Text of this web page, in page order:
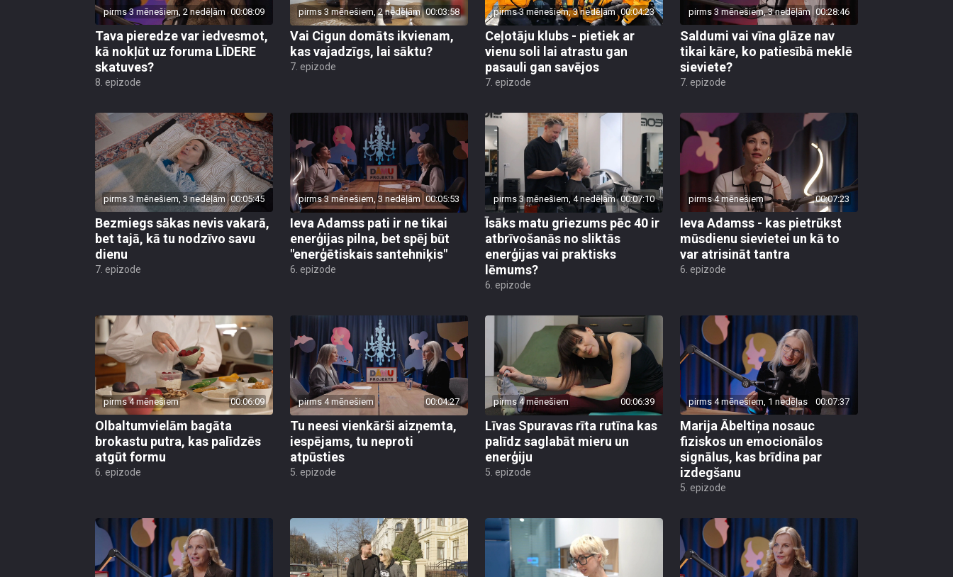
pirms 3 mēnešiem, 2 nedēļām 00:08:09
Tava pieredze var iedvesmot,
kā nokļūt uz foruma LĪDERE
skatuves?
8. epizode
pirms 3 mēnešiem, 2 nedēļām 00:03:58
Vai Cigun domāts ikvienam,
kas vajadzīgs, lai sāktu?
7. epizode
pirms 3 mēnešiem, 3 nedēļām 00:04:23
Ceļotāju klubs - pietiek ar
vienu soli lai atrastu gan
pasauli gan savējos
7. epizode
pirms 3 mēnešiem, 3 nedēļām 00:28:46
Saldumi vai vīna glāze nav
tikai kāre, ko patiesībā meklē
sieviete?
7. epizode
pirms 3 mēnešiem, 3 nedēļām 00:05:45
Bezmiegs sākas nevis vakarā,
bet tajā, kā tu nodzīvo savu
dienu
7. epizode
pirms 3 mēnešiem, 3 nedēļām 00:05:53
Ieva Adamss pati ir ne tikai
enerģijas pilna, bet spēj būt
"enerģētiskais santehniķis"
6. epizode
pirms 3 mēnešiem, 4 nedēļām 00:07:10
Īsāks matu griezums pēc 40 ir
atbrīvošanās no sliktās
enerģijas vai praktisks
lēmums?
6. epizode
pirms 4 mēnešiem 00:07:23
Ieva Adamss - kas pietrūkst
mūsdienu sievietei un kā to
var atrisināt tantra
6. epizode
pirms 4 mēnešiem 00:06:09
Olbaltumvielām bagāta
brokastu putra, kas palīdzēs
atgūt formu
6. epizode
pirms 4 mēnešiem 00:04:27
Tu neesi vienkārši aizņemta,
iespējams, tu neproti
atpūsties
5. epizode
pirms 4 mēnešiem 00:06:39
Līvas Spuravas rīta rutīna kas
palīdz saglabāt mieru un
enerģiju
5. epizode
pirms 4 mēnešiem, 1 nedēļas 00:07:37
Marija Ābeltiņa nosauc
fiziskos un emocionālos
signālus, kas brīdina par
izdegšanu
5. epizode